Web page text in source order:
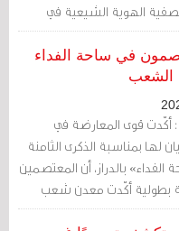
الهوية الشيعية في
ما وصفته بتحوّل الاضطهاد
الطائفة الشيعية إلى “حرب
البحراني”.
في ساحة الفداء
الشعب
: أكّدت قوى المعارضة في
لها بمناسبة الذكرى الثامنة
الفداء» بالدراز، أن المعتصمين
بطولية أكّدت معدن شعب
على عقيدته، رغم الحصار